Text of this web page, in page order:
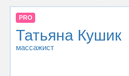
PRO
Татьяна Кушик
массажист